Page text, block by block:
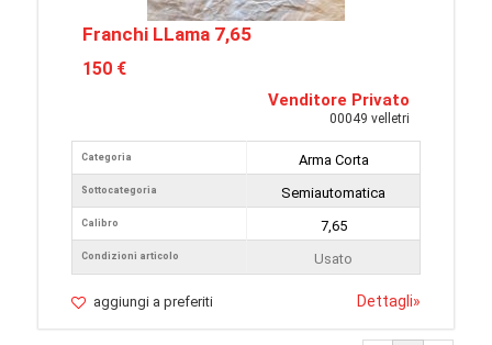
Franchi LLama 7,65
150 €
Venditore Privato
00049 velletri
Categoria
Sottocategoria
Calibro
Condizioni articolo
Arma Corta
Semiautomatica
7,65
Usato
aggiungi a preferiti Dettagli»